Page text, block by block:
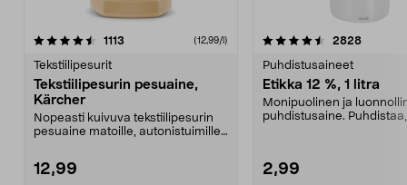
1113 (12,99/l)
Tekstiilipesurit
Tekstiilipesurin pesuaine,
Kärcher
Nopeasti kuivuva tekstiilipesurin
pesuaine matoille, autonistuimille,
12,99
4.5 viidestä
2828
Puhdistusaineet
Etikka 12 %, 1 litra
Monipuolinen ja
puhdistusaine.
2,99
4.5 viidestä